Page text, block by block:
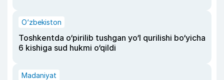
O‘zbekiston
Toshkentda o‘pirilib tushgan yo‘l qurilishi bo‘yicha
6 kishiga sud hukmi o‘qildi
Madaniyat